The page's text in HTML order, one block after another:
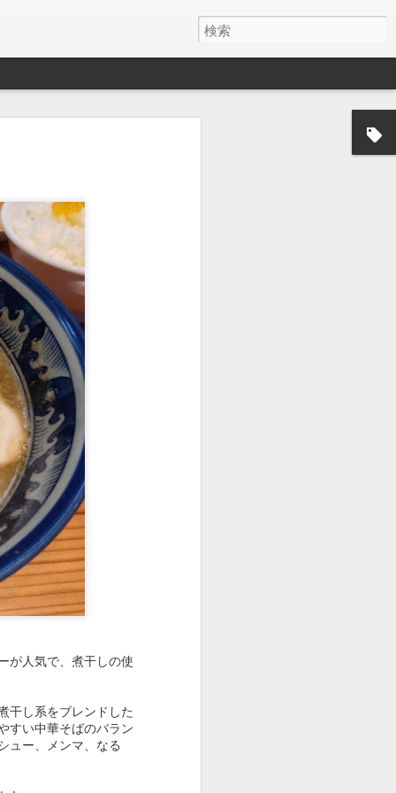
が人気で、煮干しの使
干し系をブレンドした
すい中華そばのバラン
ュー、メンマ、なる
るが値上げしてない
やさしめの味つけの